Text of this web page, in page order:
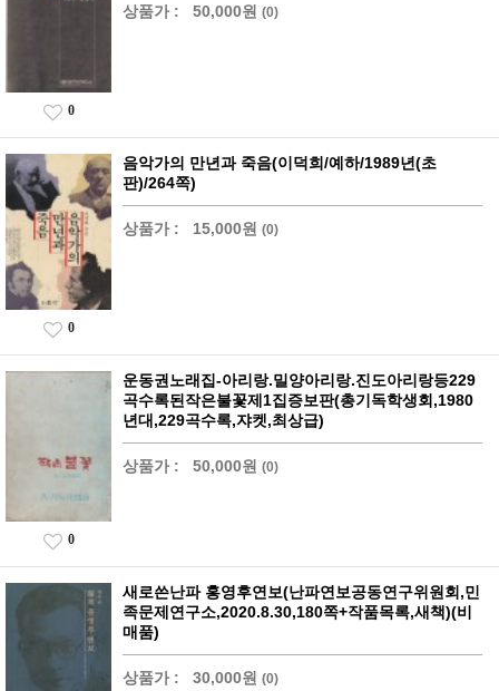
상품가 : 50,000원 (0)
0
음악가의 만년과 죽음(이덕희/예하/1989년(초
판)/264쪽)
상품가 : 15,000원 (0)
0
운동권노래집-아리랑.밀양아리랑.진도아리랑등229
곡수록된작은불꽃제1집증보판(총기독학생회,1980
년대,229곡수록,쟈켓,최상급)
상품가 : 50,000원 (0)
0
새로쓴난파 홍영후연보(난파연보공동연구위원회,민
족문제연구소,2020.8.30,180쪽+작품목록,새책)(비
매품)
상품가 : 30,000원 (0)